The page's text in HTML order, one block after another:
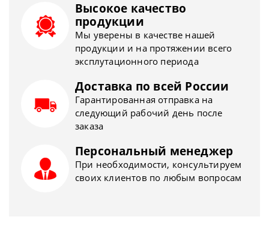
Высокое качество
продукции
Мы уверены в качестве нашей
продукции и на протяжении всего
эксплутационного периода
Доставка по всей России
Гарантированная отправка на
следующий рабочий день после
заказа
Персональный менеджер
При необходимости, консультируем
своих клиентов по любым вопросам